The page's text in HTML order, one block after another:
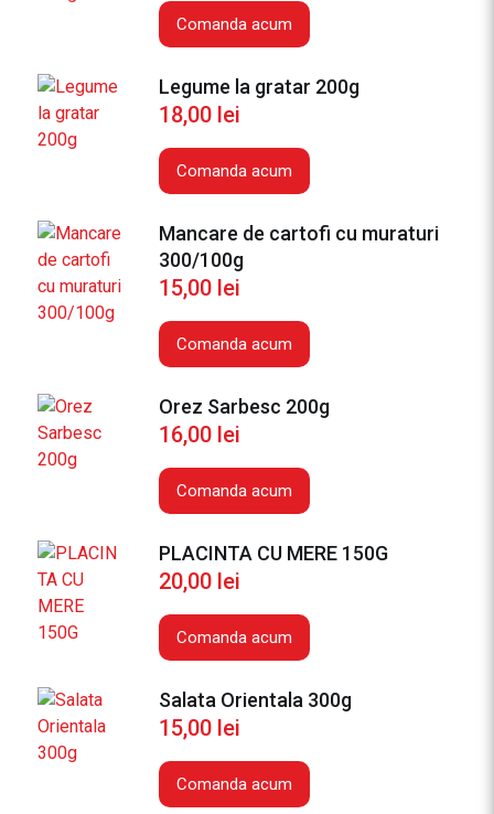
Comanda acum
Legume la gratar 200g
18,00 lei
Comanda acum
Mancare de cartofi cu muraturi
300/100g
15,00 lei
Comanda acum
Orez Sarbesc 200g
16,00 lei
Comanda acum
PLACINTA CU MERE 150G
20,00 lei
Comanda acum
Salata Orientala 300g
15,00 lei
Comanda acum